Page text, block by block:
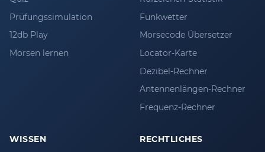
Prüfungssimulation
12db Play
Morsen lernen
Funkwetter
Morsecode Übersetzer
Locator-Karte
Dezibel-Rechner
Antennenlängen-Rechner
Frequenz-Rechner
WISSEN RECHTLICHES